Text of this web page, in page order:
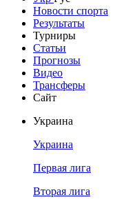
Новости спорта
Результаты
Турниры
Статьи
Прогнозы
Видео
Трансферы
Сайт
Украина
Украина
Первая лига
Вторая лига